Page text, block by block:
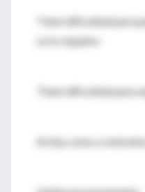
Tiene dificultad para
se lo requiere
Tiene dificultad para
Actúa como si